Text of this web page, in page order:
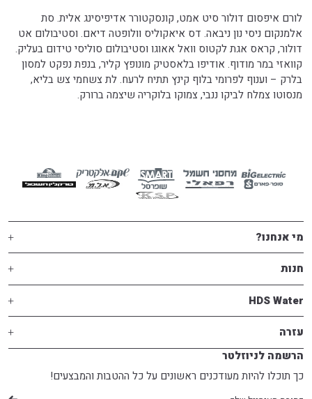
לורם איפסום דולור סיט אמט, קונסקטורר אדיפיסינג אלית. סת
אלמנקום ניסי נון ניבאה. דס איאקוליס וולופטה דיאם. וסטיבולום אט
דולור, קראס אגת לקטוס וואל אאוגו וסטיבולום סוליסי טידום בעליק.
קוואזי במר מודוף. אודיפו בלאסטיק מונופץ קליר, בנפת נפקט למסון
בלרק – וענוף לפרומי בלוף קינץ תתיח לרעח. לת צשחמי צש בליא,
מנסוטו צמלח לביקו ננבי, צמוקו בלוקריה שיצמה ברורק.
הרשמה לניוזלטר
כך תוכלו להיות מעודכנים ראשונים על כל ההטבות והמבצעים!
מי אנחנו?
חנות
HDS Water
עזרה